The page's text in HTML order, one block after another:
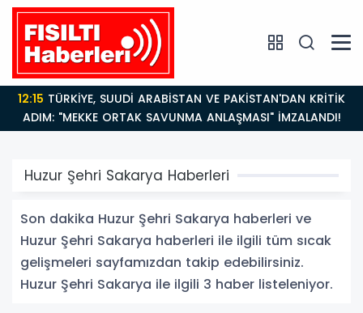
12:15
ADIM: "MEKKE ORTAK SAVUNMA ANLAŞMASI" İMZALANDI!
Huzur Şehri Sakarya Haberleri
Son dakika Huzur Şehri Sakarya haberleri ve
Huzur Şehri Sakarya haberleri ile ilgili tüm sıcak
gelişmeleri sayfamızdan takip edebilirsiniz.
Huzur Şehri Sakarya ile ilgili 3 haber listeleniyor.